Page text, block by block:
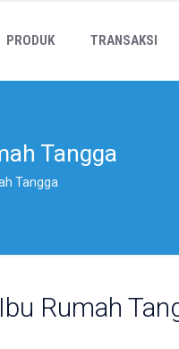
PRODUK TRANSAKSI
Tangga
Tangga
Rumah